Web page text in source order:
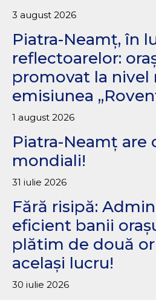
3 august 2026
Piatra-Neamț, în
reflectoarelor:
promovat la nivel
emisiunea
1 august 2026
Piatra-Neamț are
mondiali!
31 iulie 2026
Fără risipă:
eficient banii
plătim de două
același lucru!
30 iulie 2026